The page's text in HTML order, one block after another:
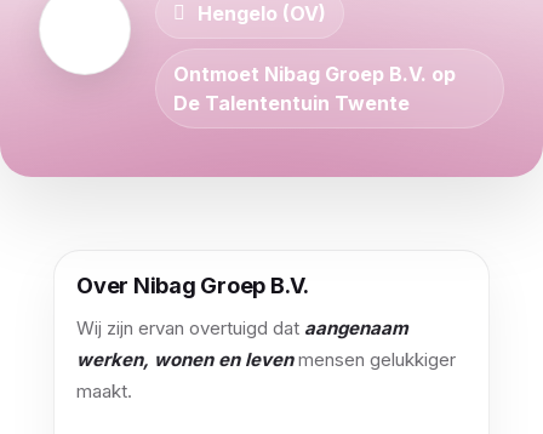
Hengelo (OV)
Ontmoet Nibag Groep B.V. op
De Talententuin Twente
Over Nibag Groep B.V.
Wij zijn ervan overtuigd dat aangenaam
werken, wonen en levenmensen gelukkiger
maakt.